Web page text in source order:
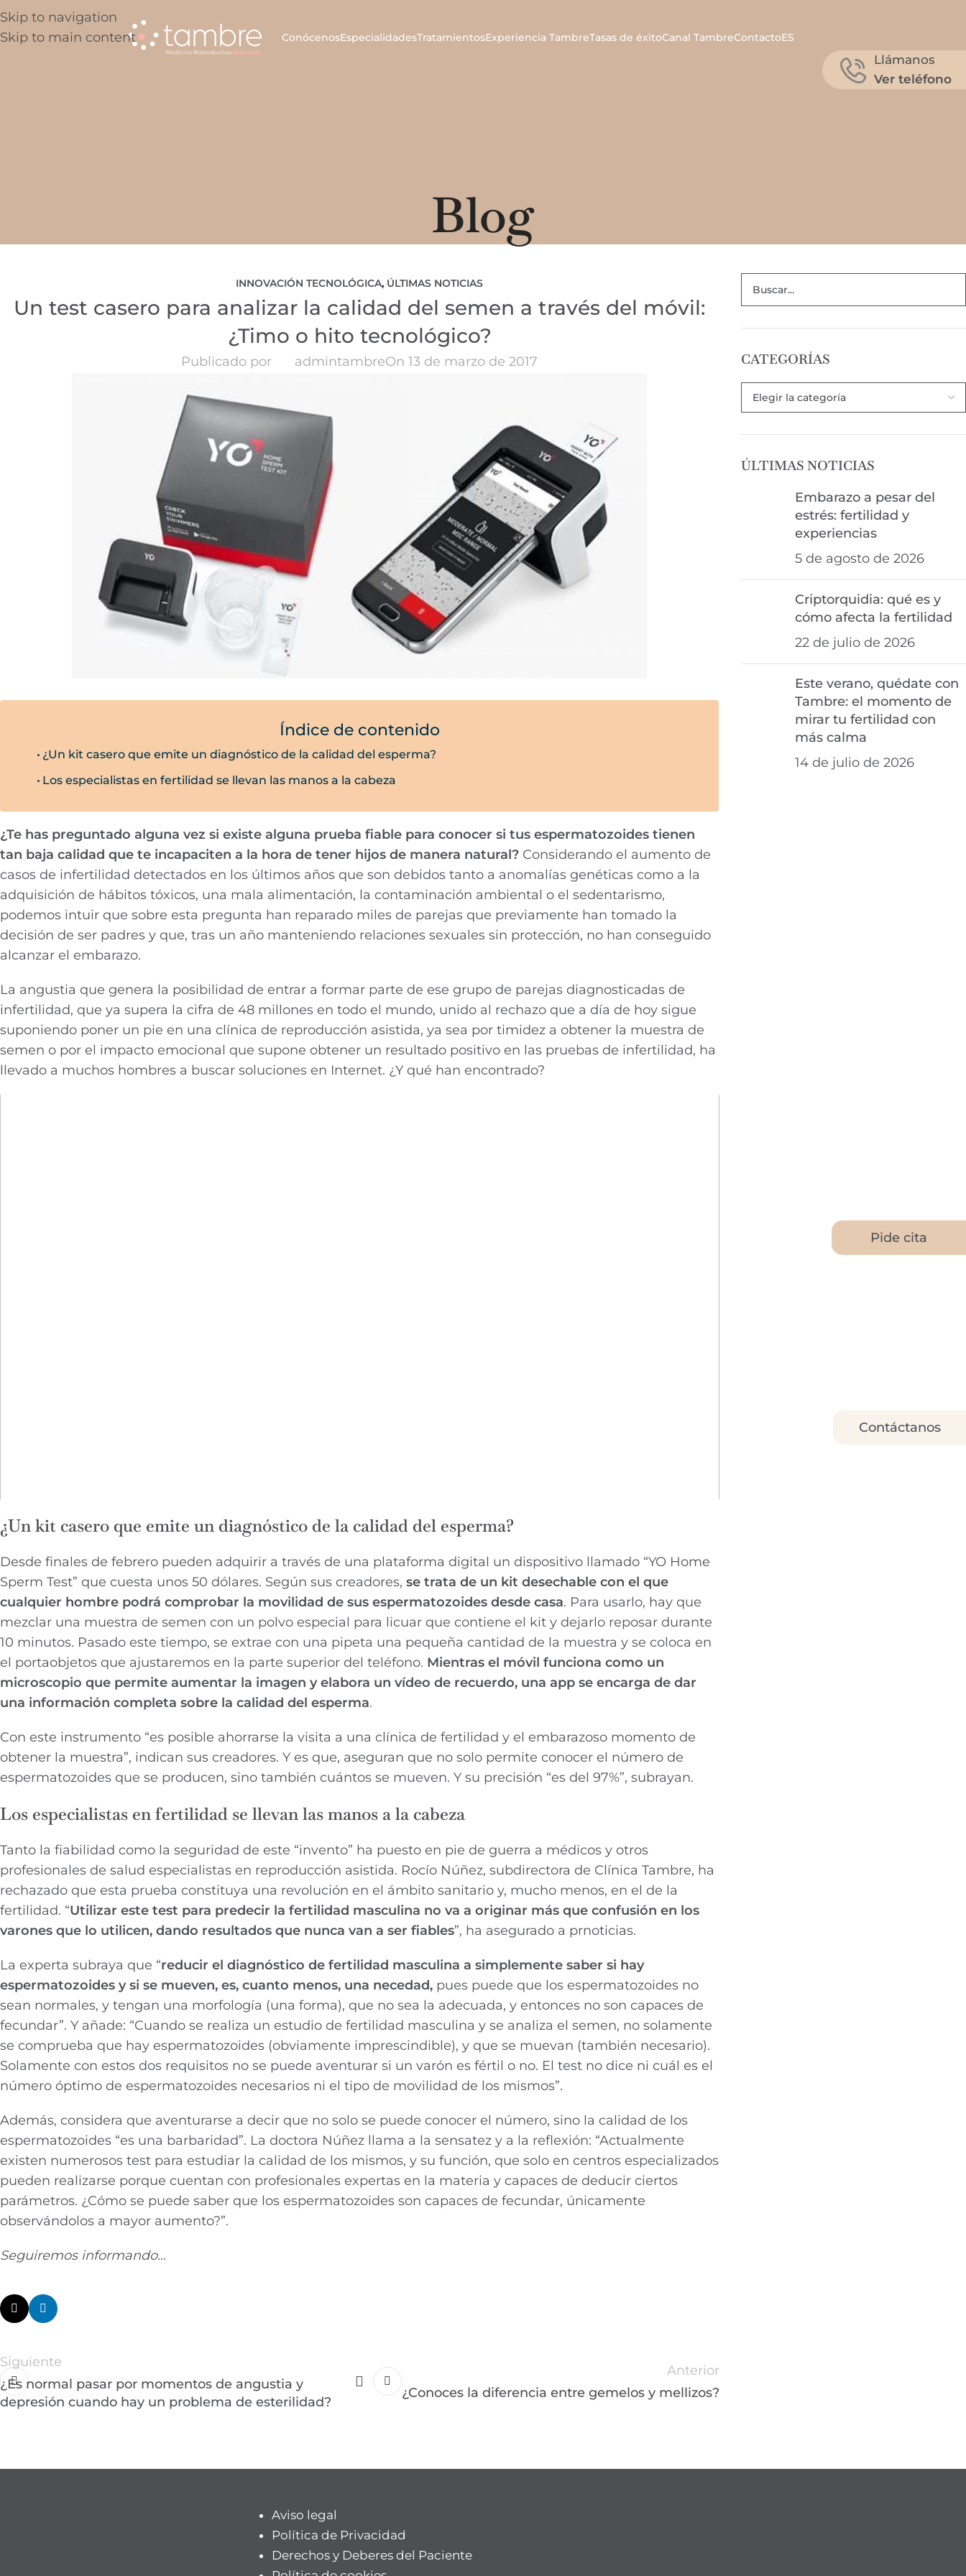
Skip to navigation
Skip to main content
ConócenosEspecialidadesTratamientosExperiencia TambreTasas de éxitoCanal TambreContactoES
Llámanos
Ver teléfono
Blog
INNOVACIÓN TECNOLÓGICA, ÚLTIMAS NOTICIAS
Un test casero para analizar la calidad del semen a través del móvil:
¿Timo o hito tecnológico?
Publicado por admintambreOn 13 de marzo de 2017
Índice de contenido
¿Un kit casero que emite un diagnóstico de la calidad del esperma?
Los especialistas en fertilidad se llevan las manos a la cabeza
¿Te has preguntado alguna vez si existe alguna prueba fiable para conocer si tus espermatozoides tienen
tan baja calidad que te incapaciten a la hora de tener hijos de manera natural? Considerando el aumento de
casos de infertilidad detectados en los últimos años que son debidos tanto a anomalías genéticas como a la
adquisición de hábitos tóxicos, una mala alimentación, la contaminación ambiental o el sedentarismo,
podemos intuir que sobre esta pregunta han reparado miles de parejas que previamente han tomado la
decisión de ser padres y que, tras un año manteniendo relaciones sexuales sin protección, no han conseguido
alcanzar el embarazo.
La angustia que genera la posibilidad de entrar a formar parte de ese grupo de parejas diagnosticadas de
infertilidad, que ya supera la cifra de 48 millones en todo el mundo, unido al rechazo que a día de hoy sigue
suponiendo poner un pie en una clínica de reproducción asistida, ya sea por timidez a obtener la muestra de
semen o por el impacto emocional que supone obtener un resultado positivo en las pruebas de infertilidad, ha
llevado a muchos hombres a buscar soluciones en Internet. ¿Y qué han encontrado?
¿Un kit casero que emite un diagnóstico de la calidad del esperma?
Desde finales de febrero pueden adquirir a través de una plataforma digital un dispositivo llamado “YO Home
Sperm Test” que cuesta unos 50 dólares. Según sus creadores, se trata de un kit desechable con el que
cualquier hombre podrá comprobar la movilidad de sus espermatozoides desde casa. Para usarlo, hay que
mezclar una muestra de semen con un polvo especial para licuar que contiene el kit y dejarlo reposar durante
10 minutos. Pasado este tiempo, se extrae con una pipeta una pequeña cantidad de la muestra y se coloca en
el portaobjetos que ajustaremos en la parte superior del teléfono. Mientras el móvil funciona como un
microscopio que permite aumentar la imagen y elabora un vídeo de recuerdo, una app se encarga de dar
una información completa sobre la calidad del esperma.
Con este instrumento “es posible ahorrarse la visita a una clínica de fertilidad y el embarazoso momento de
obtener la muestra”, indican sus creadores. Y es que, aseguran que no solo permite conocer el número de
espermatozoides que se producen, sino también cuántos se mueven. Y su precisión “es del 97%”, subrayan.
Los especialistas en fertilidad se llevan las manos a la cabeza
Tanto la fiabilidad como la seguridad de este “invento” ha puesto en pie de guerra a médicos y otros
profesionales de salud especialistas en reproducción asistida. Rocío Núñez, subdirectora de Clínica Tambre, ha
rechazado que esta prueba constituya una revolución en el ámbito sanitario y, mucho menos, en el de la
fertilidad. “Utilizar este test para predecir la fertilidad masculina no va a originar más que confusión en los
varones que lo utilicen, dando resultados que nunca van a ser fiables”, ha asegurado a prnoticias.
La experta subraya que “reducir el diagnóstico de fertilidad masculina a simplemente saber si hay
espermatozoides y si se mueven, es, cuanto menos, una necedad, pues puede que los espermatozoides no
sean normales, y tengan una morfología (una forma), que no sea la adecuada, y entonces no son capaces de
fecundar”. Y añade: “Cuando se realiza un estudio de fertilidad masculina y se analiza el semen, no solamente
se comprueba que hay espermatozoides (obviamente imprescindible), y que se muevan (también necesario).
Solamente con estos dos requisitos no se puede aventurar si un varón es fértil o no. El test no dice ni cuál es el
número óptimo de espermatozoides necesarios ni el tipo de movilidad de los mismos”.
Además, considera que aventurarse a decir que no solo se puede conocer el número, sino la calidad de los
espermatozoides “es una barbaridad”. La doctora Núñez llama a la sensatez y a la reflexión: “Actualmente
existen numerosos test para estudiar la calidad de los mismos, y su función, que solo en centros especializados
pueden realizarse porque cuentan con profesionales expertas en la materia y capaces de deducir ciertos
parámetros. ¿Cómo se puede saber que los espermatozoides son capaces de fecundar, únicamente
observándolos a mayor aumento?”.
Seguiremos informando…
Siguiente
¿Es normal pasar por momentos de angustia y
depresión cuando hay un problema de esterilidad?
Anterior
¿Conoces la diferencia entre gemelos y mellizos?
CATEGORÍAS
ÚLTIMAS NOTICIAS
Embarazo a pesar del
estrés: fertilidad y
experiencias
5 de agosto de 2026
Criptorquidia: qué es y
cómo afecta la fertilidad
22 de julio de 2026
Este verano, quédate con
Tambre: el momento de
mirar tu fertilidad con
más calma
14 de julio de 2026
Aviso legal
Política de Privacidad
Derechos y Deberes del Paciente
Pide cita
Contáctanos